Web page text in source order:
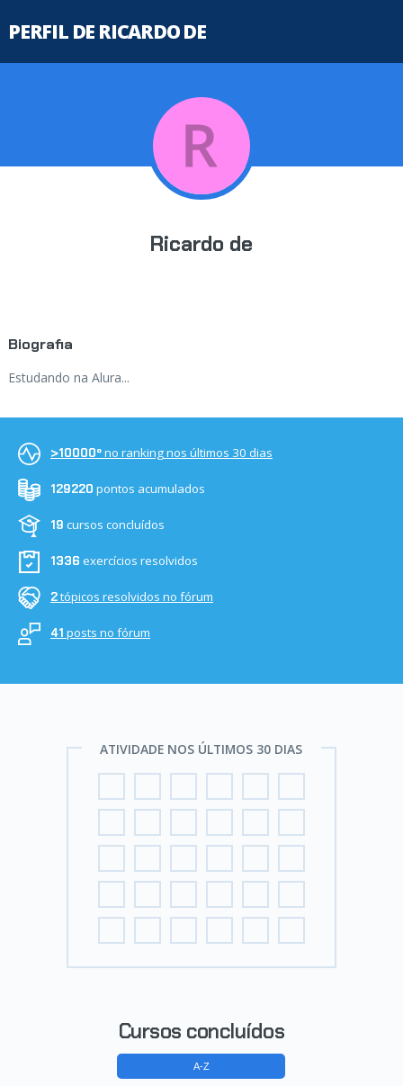
PERFIL DE RICARDO DE
Ricardo de
Biografia
Estudando na Alura...
>10000ºno ranking nos últimos 30 dias
129220 pontos acumulados
19 cursos concluídos
1336 exercícios resolvidos
2tópicos resolvidos no fórum
41 posts no fórum
ATIVIDADE NOS ÚLTIMOS 30 DIAS
Cursos concluídos
A-Z